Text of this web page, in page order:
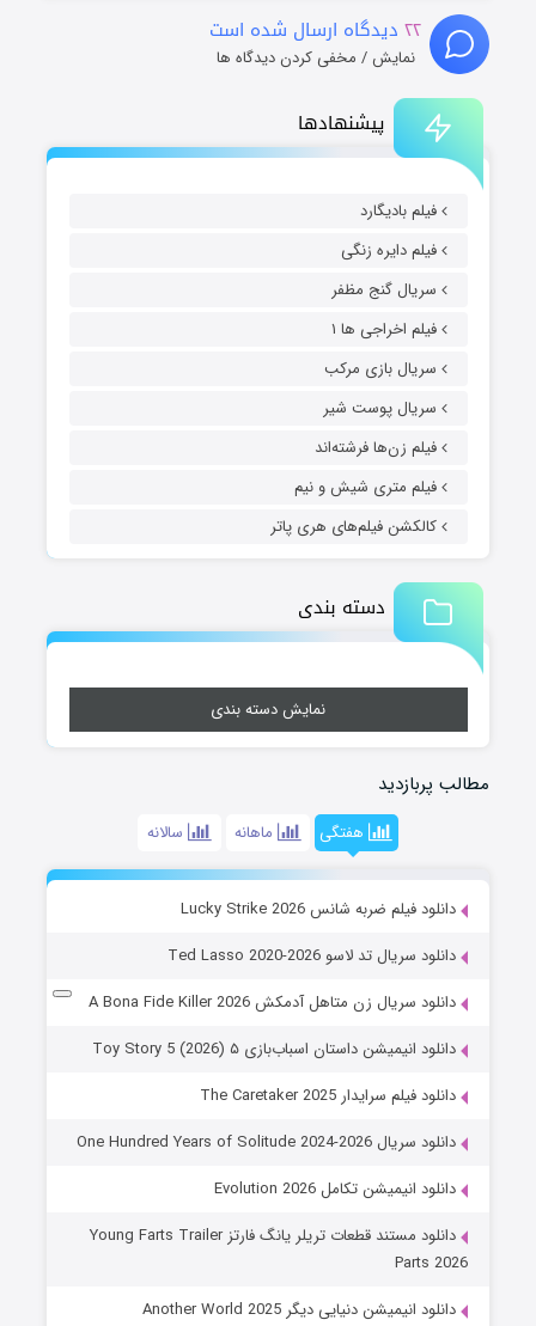
پیشنهادها
فیلم بادیگارد
فیلم دایره زنگی
سریال گنج مظفر
فیلم اخراجی ها ۱
سریال بازی مرکب
سریال پوست شیر
فیلم زن‌ها فرشته‌اند
فیلم متری شیش و نیم
کالکشن فیلم‌های هری پاتر
دسته بندی
نمایش دسته بندی
مطالب پربازدید
هفتگی ماهانه سالانه
دانلود فیلم ضربه شانس Lucky Strike 2026
دانلود سریال تد لاسو Ted Lasso 2020-2026
دانلود سریال زن متاهل آدمکش A Bona Fide Killer 2026
دانلود انیمیشن داستان اسباب‌بازی ۵ Toy Story 5 (2026)
دانلود فیلم سرایدار The Caretaker 2025
دانلود سریال One Hundred Years of Solitude 2024-2026
دانلود انیمیشن تکامل Evolution 2026
دانلود مستند قطعات تریلر یانگ فارتز Young Farts Trailer
Parts 2026
دانلود انیمیشن دنیایی دیگر Another World 2025
۲۲ دیدگاه ارسال شده است
نمایش / مخفی کردن دیدگاه ها